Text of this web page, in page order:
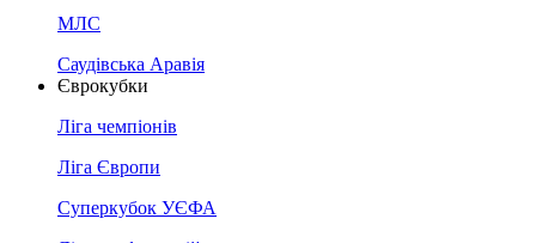
МЛС
Саудівська Аравія
Єврокубки
Ліга чемпіонів
Ліга Європи
Суперкубок УЄФА